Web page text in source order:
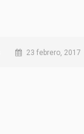
23 febrero, 2017